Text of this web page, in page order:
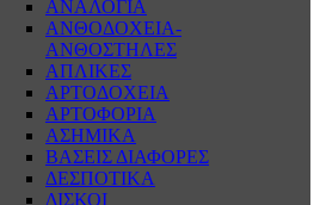
ΑΝΑΛΟΓΙΑ
ΑΝΘΟΔΟΧΕΙΑ-
ΑΝΘΟΣΤΗΛΕΣ
ΑΠΛΙΚΕΣ
ΑΡΤΟΔΟΧΕΙΑ
ΑΡΤΟΦΟΡΙΑ
ΑΣΗΜΙΚΑ
ΒΑΣΕΙΣ ΔΙΑΦΟΡΕΣ
ΔΕΣΠΟΤΙΚΑ
ΔΙΣΚΟΙ